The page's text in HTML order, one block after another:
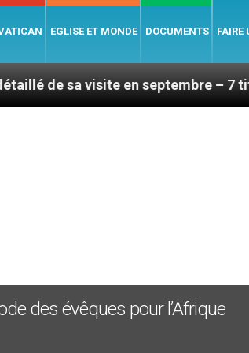
EGLISE ET MONDE DOCUMENTS FAIRE
visite en septembre – 7 titres,
des évêques pour l’Afrique